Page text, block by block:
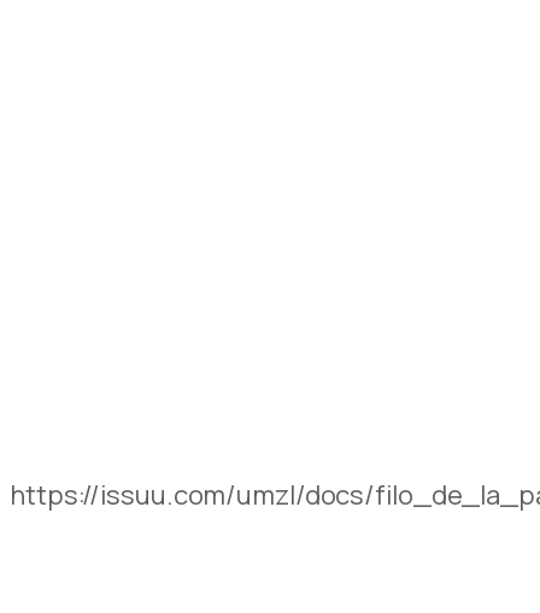
https://issuu.com/umzl/docs/